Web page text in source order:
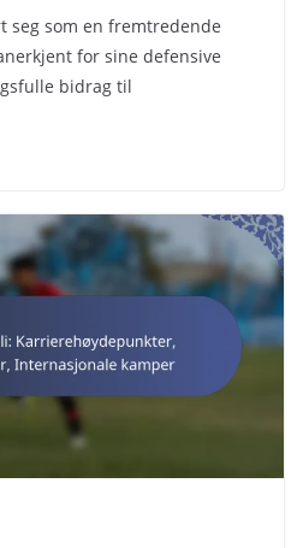
seg som en fremtredende
for sine defensive
bidrag til